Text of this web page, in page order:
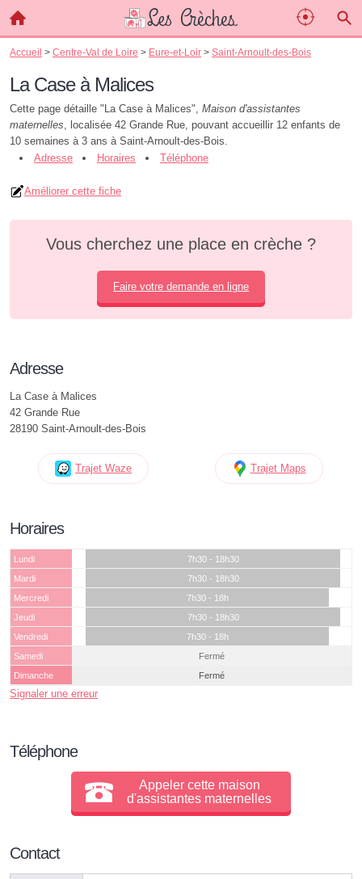
Accueil > Centre-Val de Loire > Eure-et-Loir > Saint-Arnoult-des-Bois
La Case à Malices
Cette page détaille "La Case à Malices", Maison d'assistantes
maternelles, localisée 42 Grande Rue, pouvant accueillir 12 enfants de
10 semaines à 3 ans à Saint-Arnoult-des-Bois.
Adresse
Horaires Téléphone
Améliorer cette fiche
Vous cherchez une place en crèche ?
Faire votre demande en ligne
Adresse
La Case à Malices
42 Grande Rue
28190 Saint-Arnoult-des-Bois
Trajet Waze Trajet Maps
Horaires
Lundi
7h30 - 18h30
Mardi
7h30 - 18h30
Mercredi
7h30 - 18h
Jeudi
7h30 - 18h30
Vendredi
7h30 - 18h
Samedi
Fermé
Dimanche
Fermé
Signaler une erreur
Téléphone
Appeler cette maison
d'assistantes maternelles
Contact